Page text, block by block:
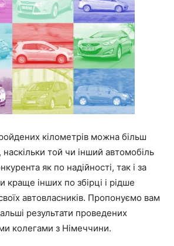
кілометрів можна більш
наскільки той чи інший автомобіль
як по надійності, так і за
краще інших по збірці і рідше
автовласників. Пропонуємо вам
результати проведених
колегами з Німеччини.